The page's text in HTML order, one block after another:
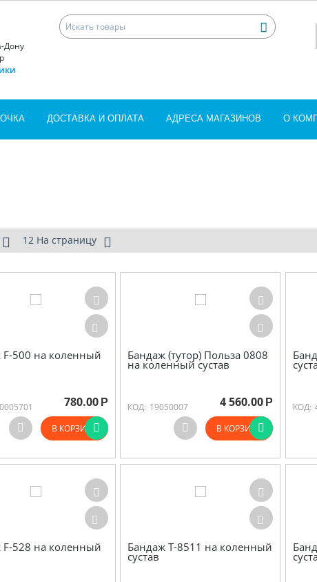
Дону
ДОСТАВКА И ОПЛАТА АДРЕСА МАГАЗИНОВ О
12 На страницу
F-500 на коленный
780.00 Р
В КОРЗИНУ
Бандаж (тутор) Польза 0808
на коленный сустав
КОД: 19050007 4 560.00 Р
В КОРЗИНУ
КОД:
F-528 на коленный Бандаж Т-8511 на коленный
сустав